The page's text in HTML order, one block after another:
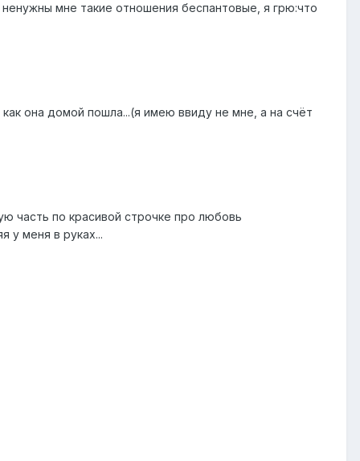
мне такие отношения беспантовые, я грю:что
она домой пошла...(я имею ввиду не мне, а на счёт
часть по красивой строчке про любовь
у меня в руках...